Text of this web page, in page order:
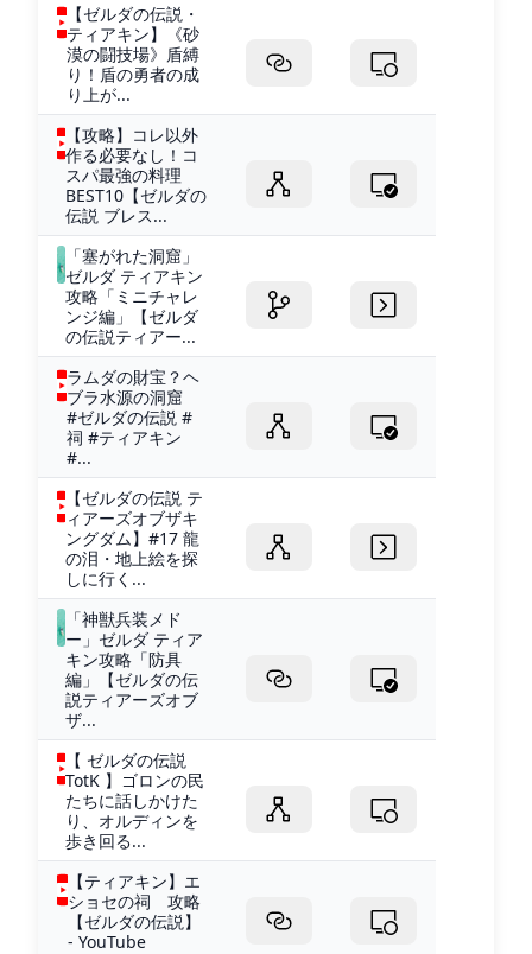
【ゼルダの伝説・
ティアキン】《砂
漠の闘技場》盾縛
り！盾の勇者の成
り上が...
【攻略】コレ以外
作る必要なし！コ
スパ最強の料理
BEST10【ゼルダの
伝説 ブレス...
「塞がれた洞窟」
ゼルダ ティアキン
攻略「ミニチャレ
ンジ編」【ゼルダ
の伝説ティアー...
ラムダの財宝？ヘ
ブラ水源の洞窟
#ゼルダの伝説 #
祠 #ティアキン
#...
【ゼルダの伝説 テ
ィアーズオブザキ
ングダム】#17 龍
の泪・地上絵を探
しに行く...
「神獣兵装メド
ー」ゼルダ ティア
キン攻略「防具
編」【ゼルダの伝
説ティアーズオブ
ザ...
【 ゼルダの伝説
TotK 】ゴロンの民
たちに話しかけた
り、オルディンを
歩き回る...
【ティアキン】エ
ショセの祠 攻略
【ゼルダの伝説】
- YouTube